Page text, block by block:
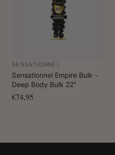
SENSATIONNEL
Sensationnel Empire Bulk -
Deep Body Bulk 22"
€74,95